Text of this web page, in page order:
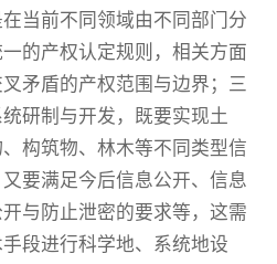
当前不同领域由不同部门分
的产权认定规则，相关方面
矛盾的产权范围与边界；三
研制与开发，既要实现土
构筑物、林木等不同类型信
要满足今后信息公开、信息
与防止泄密的要求等，这需
段进行科学地、系统地设